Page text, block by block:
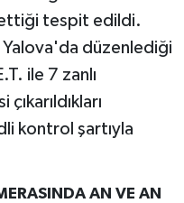
tespit edildi.
düzenlediği
ile 7 zanlı
kontrol şartıyla
AN VE AN